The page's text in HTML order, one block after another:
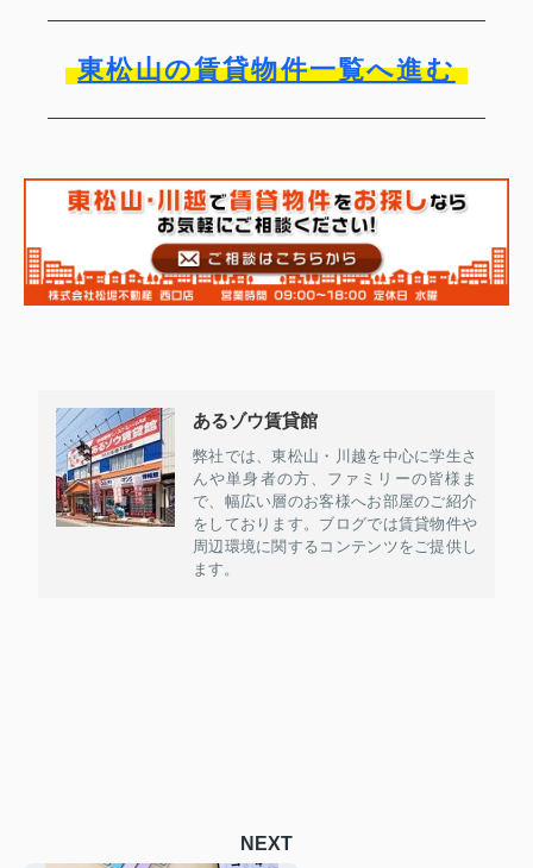
東松山の賃貸物件一覧へ進む
あるゾウ賃貸館
弊社では、東松山・川越を中心に学生さ
んや単身者の方、ファミリーの皆様ま
で、幅広い層のお客様へお部屋のご紹介
をしております。ブログでは賃貸物件や
周辺環境に関するコンテンツをご提供し
ます。
NEXT